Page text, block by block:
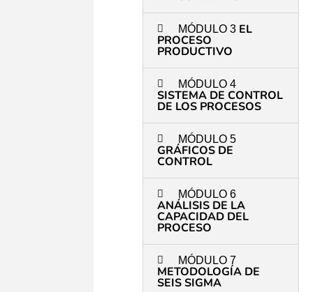
MÓDULO 3 EL
PROCESO
PRODUCTIVO
MÓDULO 4
SISTEMA DE CONTROL
DE LOS PROCESOS
MÓDULO 5
GRÁFICOS DE
CONTROL
MÓDULO 6
ANÁLISIS DE LA
CAPACIDAD DEL
PROCESO
MÓDULO 7
METODOLOGÍA DE
SEIS SIGMA